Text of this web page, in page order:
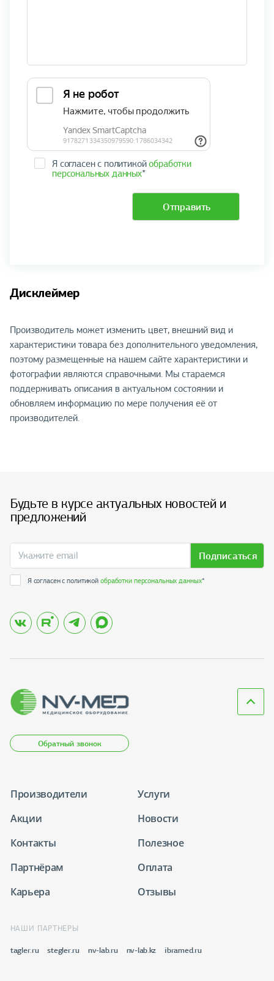
Я согласен с политикойобработки
персональных данных*
Отправить
Дисклеймер
Производитель может изменить цвет, внешний вид и
характеристики товара без дополнительного уведомления,
поэтому размещенные на нашем сайте характеристики и
фотографии являются справочными. Мы стараемся
поддерживать описания в актуальном состоянии и
обновляем информацию по мере получения её от
производителей.
Будьте в курсе актуальных новостей и
предложений
Подписаться
Я согласен с политикойобработки персональных данных*
Обратный звонок
Производители
Услуги
Акции
Новости
Контакты
Полезное
Партнёрам
Оплата
Карьера
Отзывы
НАШИ ПАРТНЕРЫ
tagler.ru stegler.ru nv-lab.ru nv-lab.kz ibramed.ru